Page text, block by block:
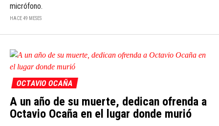
micrófono.
HACE 49 MESES
OCTAVIO OCAÑA
A un año de su muerte, dedican ofrenda a
Octavio Ocaña en el lugar donde murió